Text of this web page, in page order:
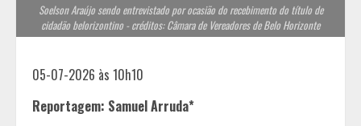
Soelson Araújo sendo entrevistado por ocasião do recebimento do título de
cidadão belorizontino - créditos: Câmara de Vereadores de Belo Horizonte
05-07-2026 às 10h10
Reportagem: Samuel Arruda*